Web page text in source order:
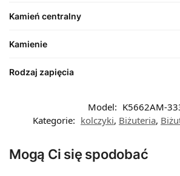
Kamień centralny
Kamienie
Rodzaj zapięcia
Model: K5662AM-
Kategorie: kolczyki, Biżuteria,
Mogą Ci się spodobać